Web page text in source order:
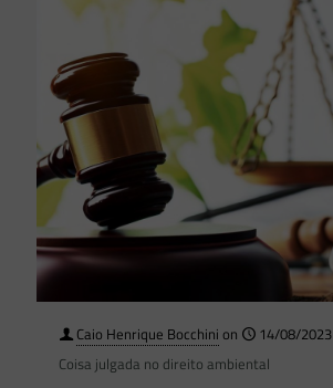
Caio Henrique Bocchini on
14/08/2023
Coisa julgada no direito ambiental